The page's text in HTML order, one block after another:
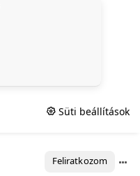
Süti beállítások
Feliratkozom